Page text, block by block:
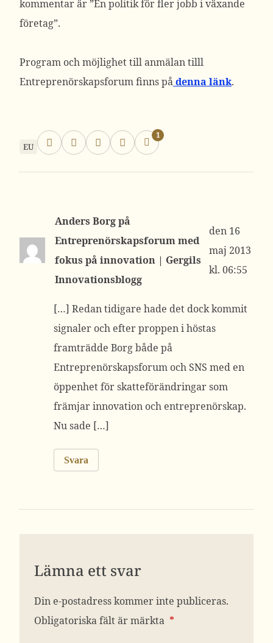
kommentar är ”En politik för fler jobb i växande
företag”.
Program och möjlighet till anmälan tilll
Entreprenörskapsforum finns pådenna länk.
EU
1
Anders Borg på
Entreprenörskapsforum med
fokus på innovation | Gergils
Innovationsblogg
16
maj 2013
kl. 06:55
[…] Redan tidigare hade det dock kommit
signaler och efter proppen i höstas
framträdde Borg både på
Entreprenörskapsforum och SNS med en
öppenhet för skatteförändringar som
främjar innovation och entreprenörskap.
Nu sade […]
Svara
Lämna ett svar
Din e-postadress kommer inte publiceras.
Obligatoriska fält är märkta *